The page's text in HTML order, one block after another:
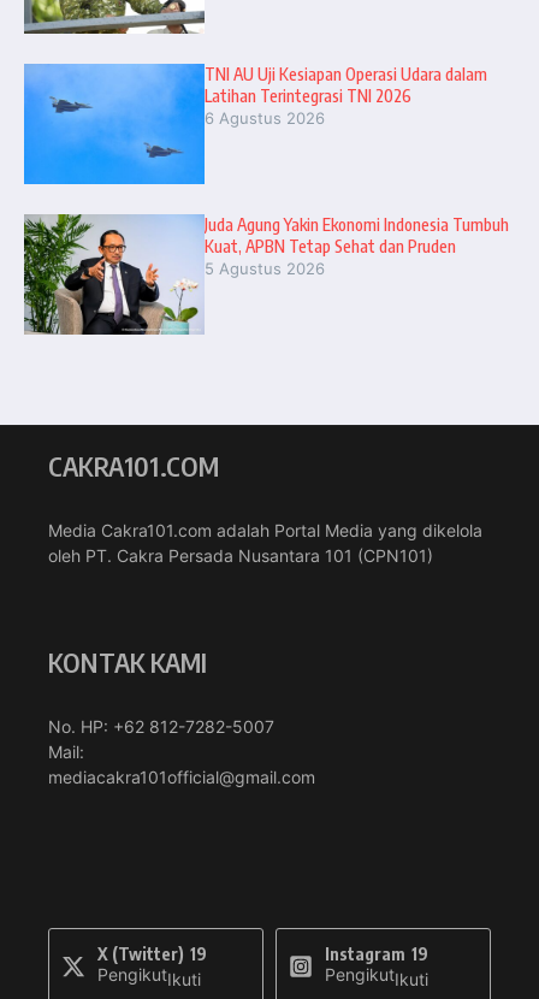
TNI AU Uji Kesiapan Operasi Udara dalam
Latihan Terintegrasi TNI 2026
6 Agustus 2026
Juda Agung Yakin Ekonomi Indonesia Tumbuh
Kuat, APBN Tetap Sehat dan Pruden
5 Agustus 2026
CAKRA101.COM
Media Cakra101.com adalah Portal Media yang dikelola
oleh PT. Cakra Persada Nusantara 101 (CPN101)
KONTAK KAMI
No. HP: +62 812-7282-5007
Mail:
mediacakra101official@gmail.com
X (Twitter) 19
PengikutIkuti
Instagram 19
PengikutIkuti